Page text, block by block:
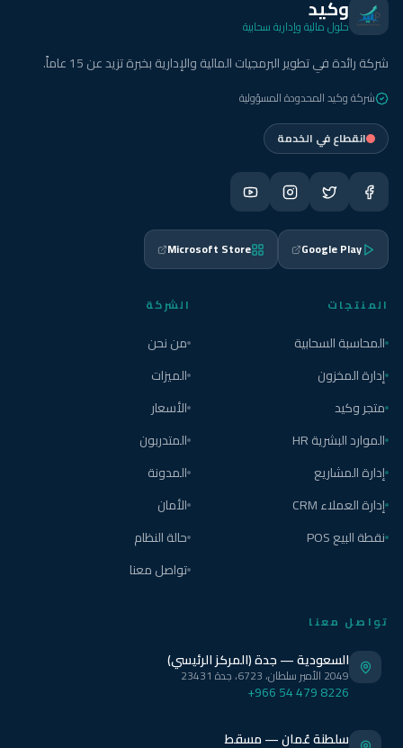
وكيد
حلول مالية وإدارية سحابية
شركة رائدة في تطوير البرمجيات المالية والإدارية بخبرة تزيد عن 15 عاماً.
شركة وكيد المحدودة المسؤولية
انقطاع في الخدمة
Google Play
Microsoft Store
المنتجات
المحاسبة السحابية
إدارة المخزون
متجر وكيد
الموارد البشرية HR
إدارة المشاريع
إدارة العملاء CRM
نقطة البيع POS
الشركة
من نحن
الميزات
الأسعار
المتدربون
المدونة
الأمان
حالة النظام
تواصل معنا
تواصل معنا
السعودية — جدة (المركز الرئيسي)
2049 الأمير سلطان، 6723، جدة 23431
+966 54 479 8226
سلطنة عُمان — مسقط